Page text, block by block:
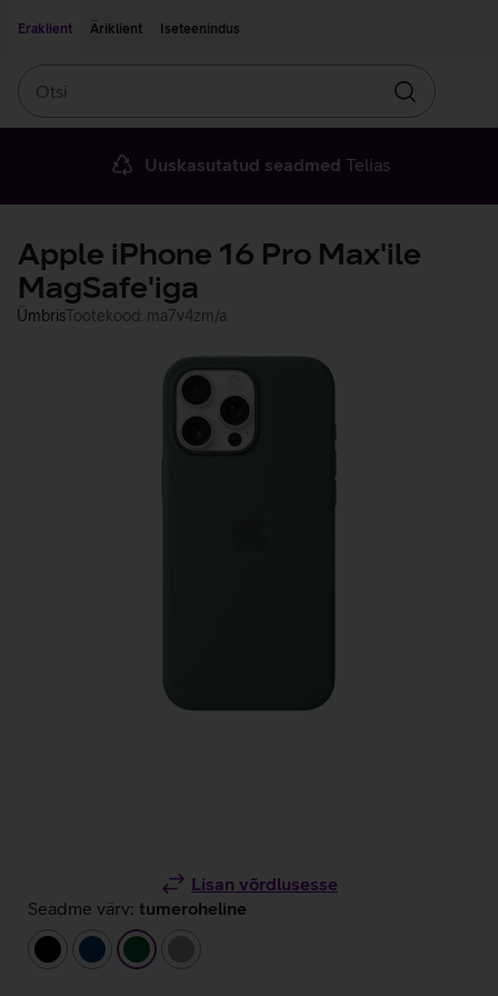
Eraklient
Äriklient Iseteenindus
Otsin
Uuskasutatud seadmed Telias
Apple iPhone 16 Pro Max'ile
MagSafe'iga
ÜmbrisTootekood: ma7v4zm/a
Lisan võrdlusesse
Seadme värv: tumeroheline
must
tumesininetumeroheline